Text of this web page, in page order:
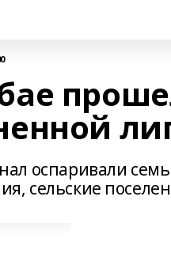
оспаривали
сельские